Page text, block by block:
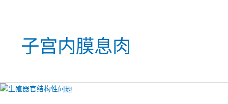
子宫内膜息肉
生